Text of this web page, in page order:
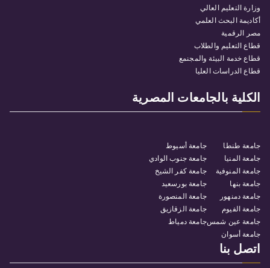
وزارة التعليم العالي
أكاديمة البحث العلمي
مصر الرقمية
قطاع التعليم والطلاب
قطاع خدمة البيئة والمجنمع
قطاع الدراسات العليا
الكلية بالجامعات المصرية
جامعة طنطا
جامعة المنيا
جامعة المنوفية
جامعة بنها
جامعة دمنهور
جامعة الفيوم
جامعة عين شمس
جامعة أسوان
جامعة أسيوط
جامعة جنوب الوادي
جامعة كفر الشيخ
جامعة بورسعيد
جامعة المنصورة
جامعة الزقازيق
جامعة دمياط
اتصل بنا